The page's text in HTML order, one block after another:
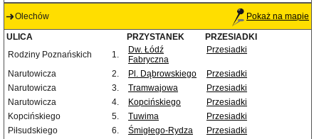
Olechów Pokaż na mapie
ULICA PRZYSTANEK
PRZESIADKI
Rodziny Poznańskich
1.
Dw. Łódź
Fabryczna
Przesiadki
Narutowicza 2. Pl. Dąbrowskiego
Przesiadki
Narutowicza
3. Tramwajowa
Przesiadki
Narutowicza
4. Kopcińskiego
Przesiadki
Kopcińskiego
5. Tuwima
Przesiadki
Piłsudskiego
6. Śmigłego-Rydza
Przesiadki